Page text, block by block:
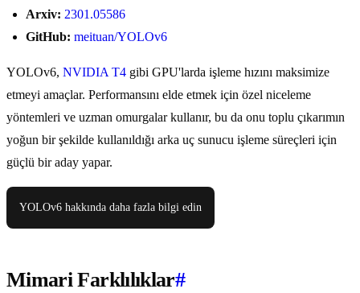
Arxiv: 2301.05586
GitHub: meituan/YOLOv6
YOLOv6, NVIDIA T4 gibi GPU'larda işleme hızını maksimize
etmeyi amaçlar. Performansını elde etmek için özel niceleme
yöntemleri ve uzman omurgalar kullanır, bu da onu toplu çıkarımın
yoğun bir şekilde kullanıldığı arka uç sunucu işleme süreçleri için
güçlü bir aday yapar.
YOLOv6 hakkında daha fazla bilgi edin
Mimari Farklılıklar#